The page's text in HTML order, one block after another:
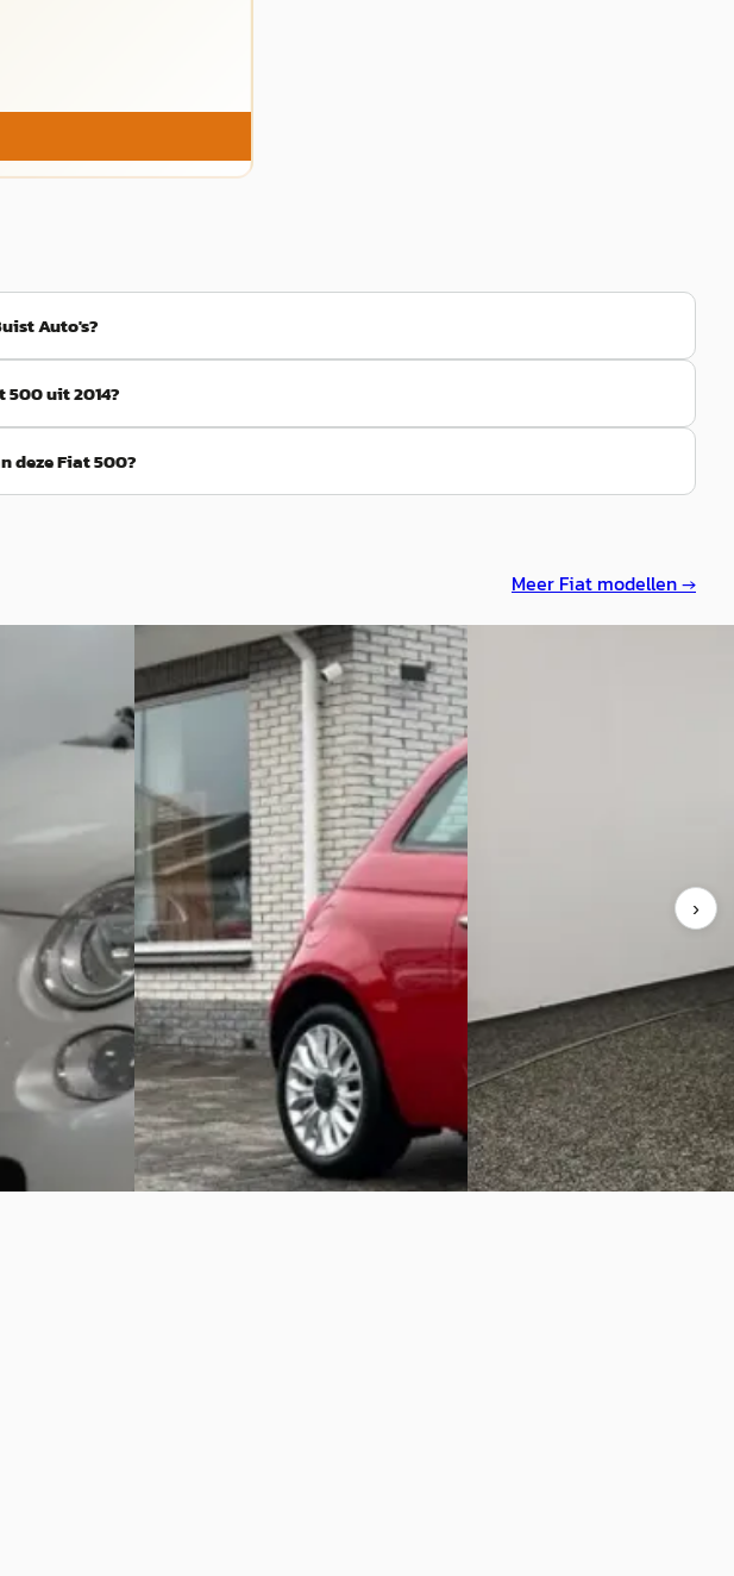
Auto's?
500 uit 2014?
deze Fiat 500?
Meer Fiat modellen →
·
· Gennep
Fiat 500·2020
0.9 twinair Turbo young
v.a. € 180/mnd
Scherp geprijsd
2020 · 141.874 km · Benzine ·
Handgeschakeld
Autobedrijf C.J. Johansson· Nijeveen
Bekijk aanbieding →
Vergelijk
2019 · 69629 km · Benzine ·
Bochane Nijmegen· Apeldoorn
4,3(615)
2494 dagen geleden geplaatst
Bekijk aanbieding →
Vergelijk
›